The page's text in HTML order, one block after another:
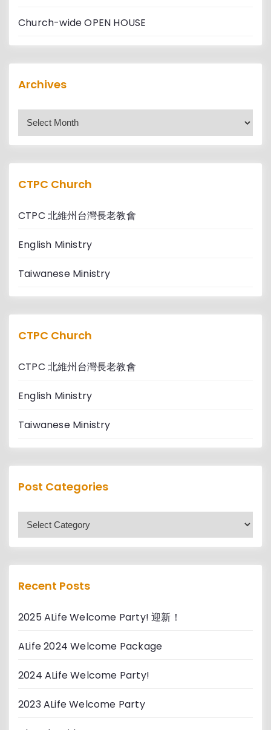
Church-wide OPEN HOUSE
Archives
c
h
i
e
s
CTPC Church
CTPC 北維州台灣長老教會
English Ministry
Taiwanese Ministry
CTPC Church
CTPC 北維州台灣長老教會
English Ministry
Taiwanese Ministry
Post Categories
s
a
e
o
i
s
Recent Posts
2025 ALife Welcome Party! 迎新！
ALife 2024 Welcome Package
2024 ALife Welcome Party!
2023 ALife Welcome Party